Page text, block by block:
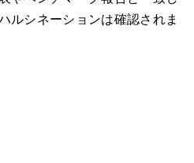
ルシネーションは確認されま